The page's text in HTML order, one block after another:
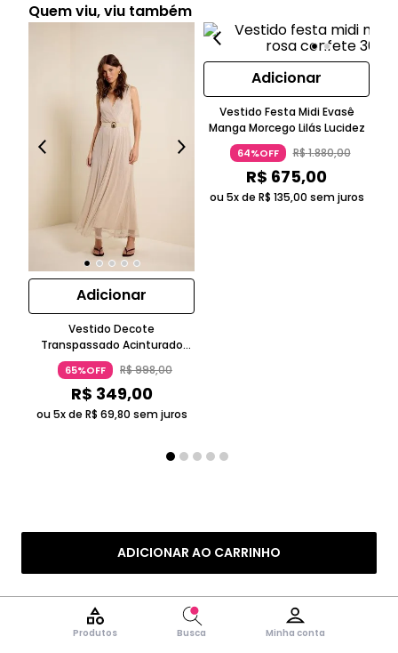
Produtos Busca Minha conta
ADICIONAR AO CARRINHO
Quem viu, viu também
Adicionar
Vestido Decote
Transpassado Acinturado
Evasê Midi Tela Sem Manga
Bege Claro
65%OFF R$998,00
R$ 349,00
ou 5x de R$ 69,80 sem juros
Adicionar
Vestido Festa Midi Evasê
Manga Morcego Lilás Lucidez
64%OFF R$1.880,00
R$ 675,00
ou 5x de R$ 135,00 sem juros